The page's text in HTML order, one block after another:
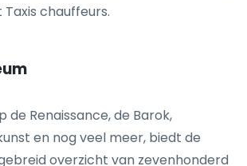
chauffeurs.
de Renaissance, de Barok,
en nog veel meer, biedt de
overzicht van zevenhonderd